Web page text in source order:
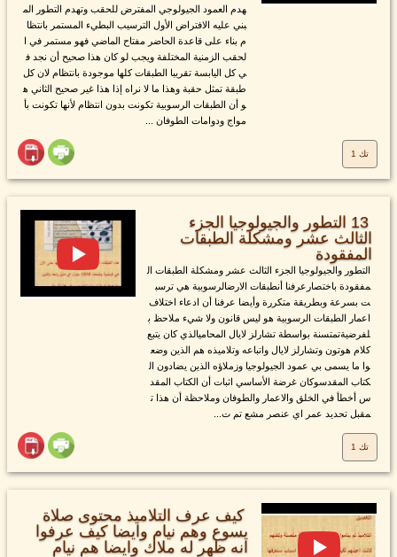
هدم العمود الجيولوجي المفترض للحقب وتهدم التطور الم
بني عليه الافتراض الأول الترسيب البطيء المستمر بانتظا
م بناء على قاعدة الحاضر مفتاح الماضي فهو مستمر في ا
لحقب الزمنية المختلفة ويجب لو كان هذا صحيح أن نجد ف
ي كل اليابسة تقريبا الطبقات كلها موجودة بانتظام لان كل
طبقة تمثل حقبة وهذا ما لا نراه إذا هذا غير صحيح الثاني ه
و أن الطبقات الرسوبية تكونت بدون انتظام لأنها تكونت بأ
مواج ودوامات الطوفان ...
تك 1
13 التطور والجيولوجيا الجزء
الثالث عشر ومشكلة الطبقات
المفقودة
التطور والجيولوجيا الجزء الثالث عشر ومشكلة الطبقات ال
مفقودة باختصارعرفنا أنطبقات الارضالرسوبية هي ترسب
ت بسرعة وبطريقة متكررة وأيضا عرفنا أن ادعاء اختلاف
اعمار الطبقات الرسوبية هو ليس قانون ولا شيء ملاحظ ب
لفرضيةتمتسنة بواسطة تشارلز لايال المحاميالذي كان يتبع
كلام هوتون وتشارلز لايال واتباعه وتلاميذه هم الذين وضع
وا ما يسمى بي عمود الجيولوجيا وزملاؤه الذين يضادون ال
كتاب المقدسوكان غرضة الأساسي اثبات أن الكتاب المقد
س أخطأ في الخلق والاعمار والطوفان وملاحظة أن هذا ت
مقبل تحديد عمر اي عنصر مشع تم ت...
تك 1
كيف عرف التلاميذ محتوى صلاة
يسوع وهم نيام وايضا كيف عرفوا
انه ظهر له ملاك وايضا هم نيام